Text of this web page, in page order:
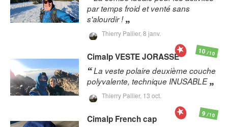
par temps froid et venté sans
s'alourdir !
Thierry Pallier, 8 janv.
CimalpVESTE JORASSE
La veste polaire deuxième couche
polyvalente, technique INUSABLE
Thierry Pallier, 13 oct.
10/10
Cimalp French cap 9/10